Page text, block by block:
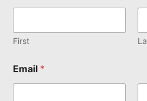
First
Email *